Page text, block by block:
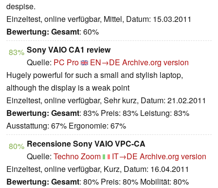
despise.
Einzeltest, online verfügbar, Mittel, Datum: 15.03.2011
Bewertung: Gesamt: 60%
83% Sony VAIO CA1 review
Quelle: PC Pro EN→DE Archive.org version
Hugely powerful for such a small and stylish laptop,
although the display is a weak point
Einzeltest, online verfügbar, Sehr kurz, Datum: 21.02.2011
Bewertung: Gesamt: 83% Preis: 83% Leistung: 83%
Ausstattung: 67% Ergonomie: 67%
80% Recensione Sony VAIO VPC-CA
Quelle: Techno Zoom IT→DE Archive.org version
Einzeltest, online verfügbar, Kurz, Datum: 16.04.2011
Bewertung: Gesamt: 80% Preis: 80% Mobilität: 80%